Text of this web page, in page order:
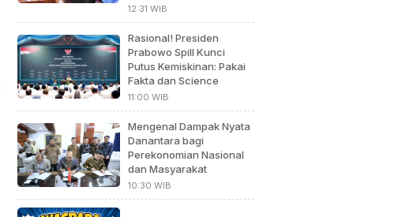
12:31 WIB
Rasional! Presiden
Prabowo Spill Kunci
Putus Kemiskinan: Pakai
Fakta dan Science
11:00 WIB
Mengenal Dampak Nyata
Danantara bagi
Perekonomian Nasional
dan Masyarakat
10:30 WIB